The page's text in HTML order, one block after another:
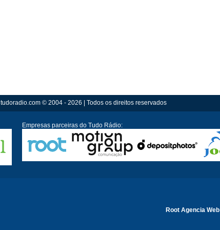
tudoradio.com © 2004 - 2026 | Todos os direitos reservados
Empresas parceiras do Tudo Rádio:
Root Agencia Web